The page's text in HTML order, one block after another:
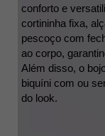
conforto e
cortininha fixa,
pescoço com
ao corpo,
Além disso, o
biquíni com ou
do look.